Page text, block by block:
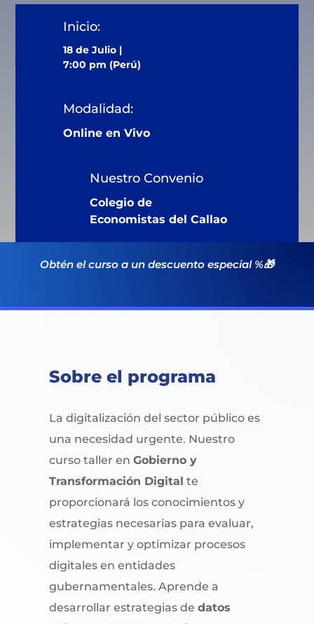
Inicio:
18 de Julio |
7:00 pm (Perú)
Modalidad:
Online en Vivo
Nuestro Convenio
Colegio de
Economistas del Callao
Obtén el curso a un descuento especial %🎁
Sobre el programa
La digitalización del sector público es
una necesidad urgente. Nuestro
curso taller en Gobierno y
Transformación Digital te
proporcionará los conocimientos y
estrategias necesarias para evaluar,
implementar y optimizar procesos
digitales en entidades
gubernamentales. Aprende a
desarrollar estrategias de datos